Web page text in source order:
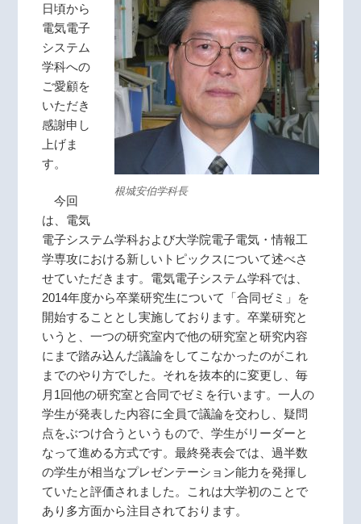
根城安伯学科長
日頃から
電気電子
システム
学科への
ご愛顧を
いただき
感謝申し
上げま
す。
今回
は、電気
電子システム学科および大学院電子電気・情報工
学専攻における新しいトピックスについて述べさ
せていただきます。電気電子システム学科では、
2014年度から卒業研究生について「合同ゼミ」を
開始することとし実施しております。卒業研究と
いうと、一つの研究室内で他の研究室と研究内容
にまで踏み込んだ議論をしてこなかったのがこれ
までのやり方でした。それを抜本的に変更し、毎
月1回他の研究室と合同でゼミを行います。一人の
学生が発表した内容に全員で議論を交わし、疑問
点をぶつけ合うというもので、学生がリーダーと
なって進める方式です。最終発表会では、過半数
の学生が相当なプレゼンテーション能力を発揮し
ていたと評価されました。これは大学初のことで
あり多方面から注目されております。